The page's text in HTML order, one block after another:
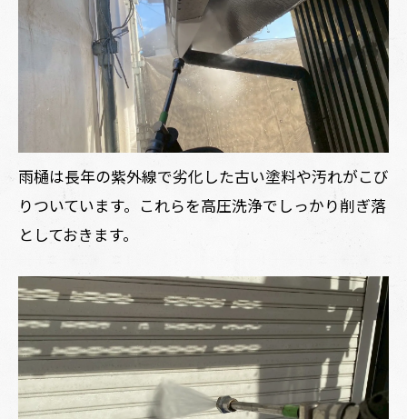
雨樋は長年の紫外線で劣化した古い塗料や汚れがこび
りついています。これらを高圧洗浄でしっかり削ぎ落
としておきます。